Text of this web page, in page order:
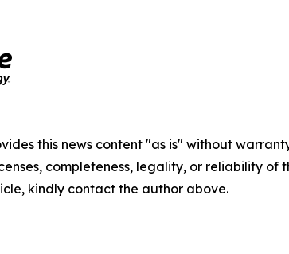
this news content "as is" without
completeness, legality, or reliability
kindly contact the author above.